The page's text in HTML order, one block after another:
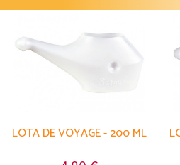
LOTA DE VOYAGE - 200 ML